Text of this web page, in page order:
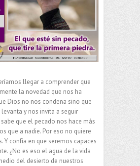
llegar a comprender que
la novedad que nos ha
Dios no nos condena sino que
y nos invita a seguir
que el pecado nos hace más
que a nadie. Por eso no quiere
Y confía en que seremos capaces
¿No es eso el agua de la vida
del desierto de nuestros